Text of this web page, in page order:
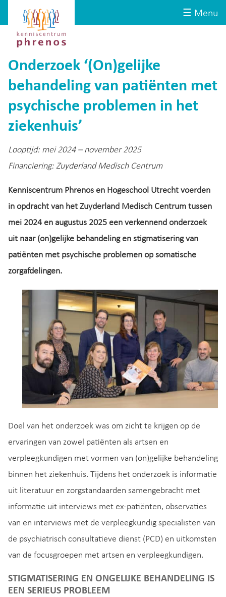
☰ Menu
Kenniscentrum
Phrenos
website
Onderzoek ‘(On)gelijke
behandeling van patiënten met
psychische problemen in het
ziekenhuis’
Looptijd: mei 2024 – november 2025
Financiering: Zuyderland Medisch Centrum
Kenniscentrum Phrenos en Hogeschool Utrecht voerden
in opdracht van het Zuyderland Medisch Centrum tussen
mei 2024 en augustus 2025 een verkennend onderzoek
uit naar (on)gelijke behandeling en stigmatisering van
patiënten met psychische problemen op somatische
zorgafdelingen.
Doel van het onderzoek was om zicht te krijgen op de
ervaringen van zowel patiënten als artsen en
verpleegkundigen met vormen van (on)gelijke behandeling
binnen het ziekenhuis. Tijdens het onderzoek is informatie
uit literatuur en zorgstandaarden samengebracht met
informatie uit interviews met ex-patiënten, observaties
van en interviews met de verpleegkundig specialisten van
de psychiatrisch consultatieve dienst (PCD) en uitkomsten
van de focusgroepen met artsen en verpleegkundigen.
STIGMATISERING EN ONGELIJKE BEHANDELING IS
EEN SERIEUS PROBLEEM